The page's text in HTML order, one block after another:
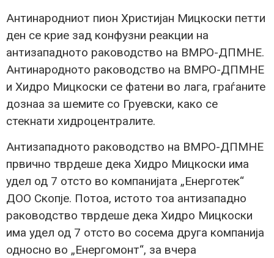
Антинародниот пион Христијан Мицкоски петти
ден се крие зад конфузни реакции на
антизападното раководство на ВМРО-ДПМНЕ.
Антинародното раководство на ВМРО-ДПМНЕ
и Хидро Мицкоски се фатени во лага, граѓаните
дознаа за шемите со Груевски, како се
стекнати хидроцентралите.
Антизападното раководство на ВМРО-ДПМНЕ
првично тврдеше дека Хидро Мицкоски има
удел од 7 отсто во компанијата „Енерготек“
ДОО Скопје. Потоа, истото тоа антизападно
раководство тврдеше дека Хидро Мицкоски
има удел од 7 отсто во сосема друга компанија
односно во „Енергомонт“, за вчера